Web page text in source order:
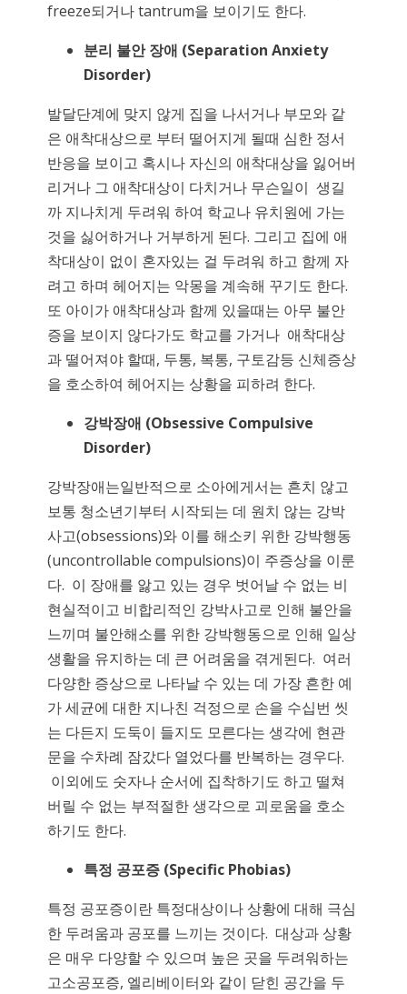
freeze되거나 tantrum을 보이기도 한다.
분리 불안 장애 (Separation Anxiety
Disorder)
발달단계에 맞지 않게 집을 나서거나 부모와 같
은 애착대상으로 부터 떨어지게 될때 심한 정서
반응을 보이고 혹시나 자신의 애착대상을 잃어버
리거나 그 애착대상이 다치거나 무슨일이 생길
까 지나치게 두려워 하여 학교나 유치원에 가는
것을 싫어하거나 거부하게 된다. 그리고 집에 애
착대상이 없이 혼자있는 걸 두려워 하고 함께 자
려고 하며 헤어지는 악몽을 계속해 꾸기도 한다.
또 아이가 애착대상과 함께 있을때는 아무 불안
증을 보이지 않다가도 학교를 가거나 애착대상
과 떨어져야 할때, 두통, 복통, 구토감등 신체증상
을 호소하여 헤어지는 상황을 피하려 한다.
강박장애 (Obsessive Compulsive
Disorder)
강박장애는일반적으로 소아에게서는 흔치 않고
보통 청소년기부터 시작되는 데 원치 않는 강박
사고(obsessions)와 이를 해소키 위한 강박행동
(uncontrollable compulsions)이 주증상을 이룬
다. 이 장애를 앓고 있는 경우 벗어날 수 없는 비
현실적이고 비합리적인 강박사고로 인해 불안을
느끼며 불안해소를 위한 강박행동으로 인해 일상
생활을 유지하는 데 큰 어려움을 겪게된다. 여러
다양한 증상으로 나타날 수 있는 데 가장 흔한 예
가 세균에 대한 지나친 걱정으로 손을 수십번 씻
는 다든지 도둑이 들지도 모른다는 생각에 현관
문을 수차례 잠갔다 열었다를 반복하는 경우다.
이외에도 숫자나 순서에 집착하기도 하고 떨쳐
버릴 수 없는 부적절한 생각으로 괴로움을 호소
하기도 한다.
특정 공포증 (Specific Phobias)
특정 공포증이란 특정대상이나 상황에 대해 극심
한 두려움과 공포를 느끼는 것이다. 대상과 상황
은 매우 다양할 수 있으며 높은 곳을 두려워하는
고소공포증, 엘리베이터와 같이 닫힌 공간을 두